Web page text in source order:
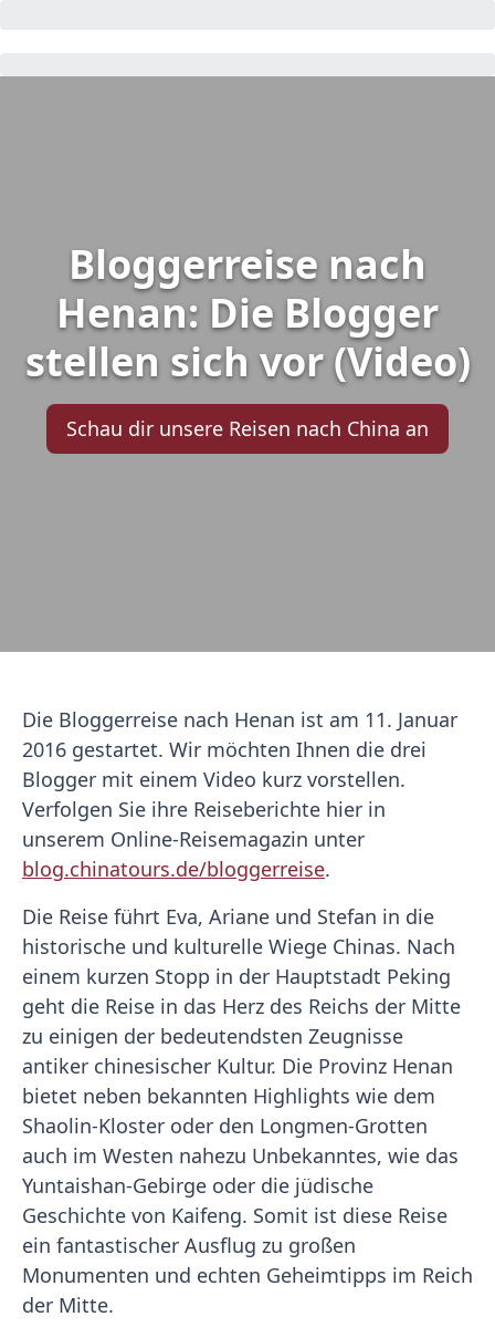
Bloggerreise nach
Henan: Die Blogger
stellen sich vor (Video)
Schau dir unsere Reisen nach China an
Die Bloggerreise nach Henan ist am 11. Januar
2016 gestartet. Wir möchten Ihnen die drei
Blogger mit einem Video kurz vorstellen.
Verfolgen Sie ihre Reiseberichte hier in
unserem Online-Reisemagazin unter
blog.chinatours.de/bloggerreise.
Die Reise führt Eva, Ariane und Stefan in die
historische und kulturelle Wiege Chinas. Nach
einem kurzen Stopp in der Hauptstadt Peking
geht die Reise in das Herz des Reichs der Mitte
zu einigen der bedeutendsten Zeugnisse
antiker chinesischer Kultur. Die Provinz Henan
bietet neben bekannten Highlights wie dem
Shaolin-Kloster oder den Longmen-Grotten
auch im Westen nahezu Unbekanntes, wie das
Yuntaishan-Gebirge oder die jüdische
Geschichte von Kaifeng. Somit ist diese Reise
ein fantastischer Ausflug zu großen
Monumenten und echten Geheimtipps im Reich
der Mitte.